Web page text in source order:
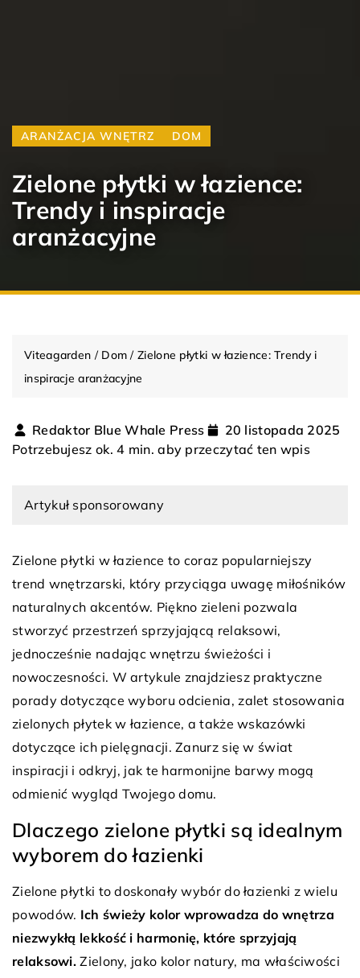
ARANŻACJA WNĘTRZ DOM
Zielone płytki w łazience:
Trendy i inspiracje
aranżacyjne
Viteagarden / Dom /Zielone płytki w łazience: Trendy i
inspiracje aranżacyjne
Redaktor Blue Whale Press
20 listopada 2025
Potrzebujesz ok. 4 min. aby przeczytać ten wpis
Artykuł sponsorowany
Zielone płytki w łazience to coraz popularniejszy
trend wnętrzarski, który przyciąga uwagę miłośników
naturalnych akcentów. Piękno zieleni pozwala
stworzyć przestrzeń sprzyjającą relaksowi,
jednocześnie nadając wnętrzu świeżości i
nowoczesności. W artykule znajdziesz praktyczne
porady dotyczące wyboru odcienia, zalet stosowania
zielonych płytek w łazience, a także wskazówki
dotyczące ich pielęgnacji. Zanurz się w świat
inspiracji i odkryj, jak te harmonijne barwy mogą
odmienić wygląd Twojego domu.
Dlaczego zielone płytki są idealnym
wyborem do łazienki
Zielone płytki to doskonały wybór do łazienki z wielu
powodów. Ich świeży kolor wprowadza do wnętrza
niezwykłą lekkość i harmonię, które sprzyjają
relaksowi. Zielony, jako kolor natury, ma właściwości